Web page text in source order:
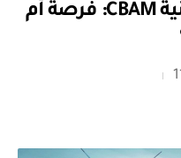
آلية تعديل الحدود الكربونية CBAM: فرصة أم